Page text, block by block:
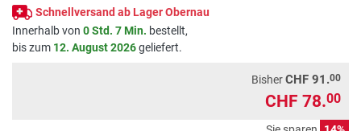
Schnellversand ab Lager Obernau
Innerhalb von 0 Std. 7 Min. bestellt,
bis zum 12. August 2026geliefert.
BisherCHF 91.00
CHF 78.00